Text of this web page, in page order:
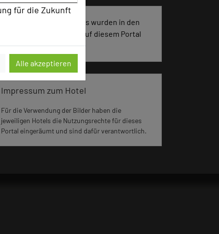
für die Zukunft
Alle akzeptieren
4963 Seiten dieses Hotels wurden in den
vergangenen 30 Tagen auf diesem Portal
aufgerufen.
Impressum zum Hotel
Für die Verwendung der Bilder haben die
jeweiligen Hotels die Nutzungsrechte für dieses
Portal eingeräumt und sind dafür verantwortlich.